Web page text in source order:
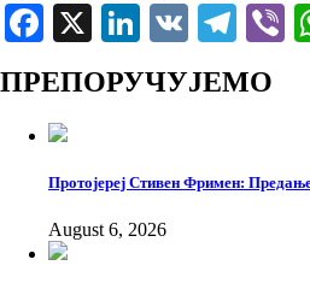
Facebook
X LinkedIn
VK
ПРЕПОРУЧУЈЕМО
Протојереј Стивен Фримен:
August 6, 2026